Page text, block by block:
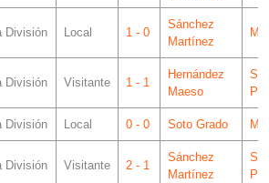
División Local 1 - 0
Sánchez
Martínez
División Visitante 1 - 1
Hernández
Maeso
División Local 0 - 0 Soto Grado
División Visitante 2 - 1
Sánchez
Martínez